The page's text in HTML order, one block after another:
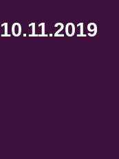
10.11.2019